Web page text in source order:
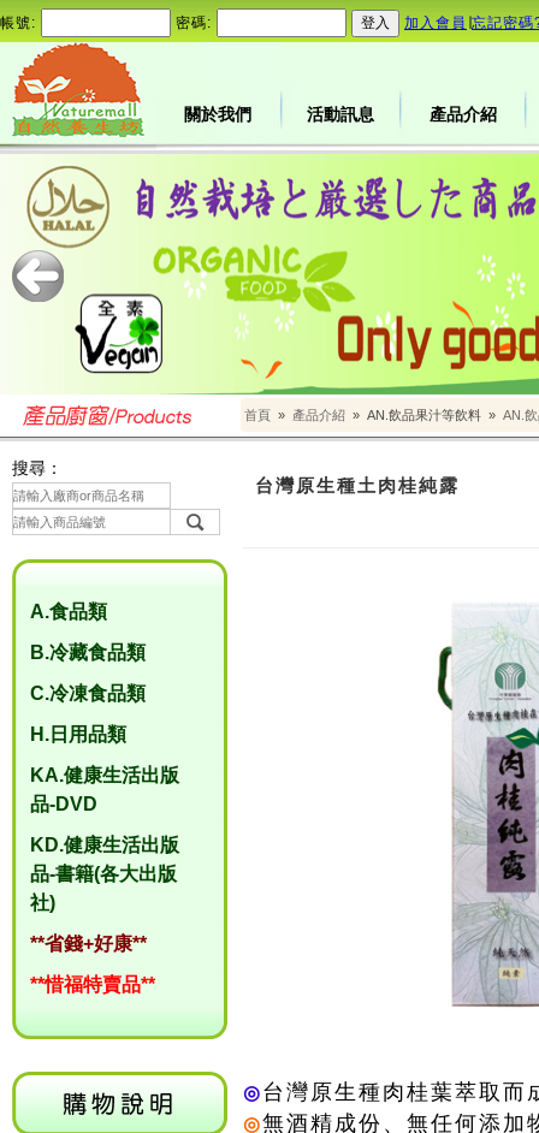
帳號: 密碼: 加入會員 忘記密碼
關於我們 活動訊息 產品介紹
首頁 » 產品介紹 » AN.飲品果汁等飲料 » AN.
搜尋：
A.食品類
B.冷藏食品類
C.冷凍食品類
H.日用品類
KA.健康生活出版
品-DVD
KD.健康生活出版
品-書籍(各大出版
社)
**省錢+好康**
**惜福特賣品**
台灣原生種土肉桂純露
◎台灣原生種肉桂葉萃取而
◎無酒精成份、無任何添加